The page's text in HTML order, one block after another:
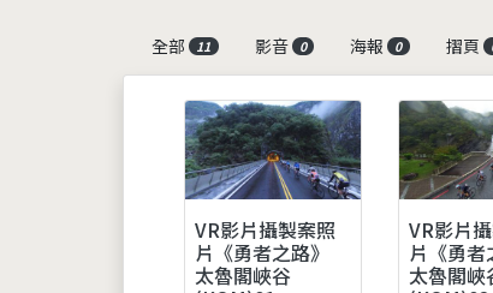
全部
11 影音 0 海報 0 摺頁
VR影片攝製案照
片《勇者之路》
太魯閣峽谷
VR影片
片《勇者
太魯閣峽